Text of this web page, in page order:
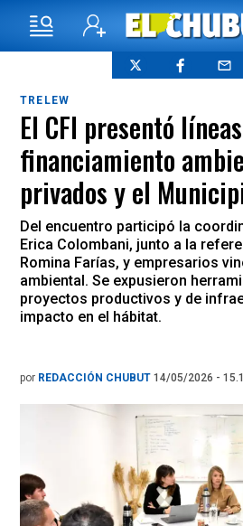
TRELEW
El CFI presentó
financiamiento
privados y el
Del encuentro participó la
Erica Colombani, junto a la
Romina Farías, y empresarios
ambiental. Se expusieron
proyectos productivos y de
impacto en el hábitat.
por REDACCIÓN CHUBUT 14/05/2026 -